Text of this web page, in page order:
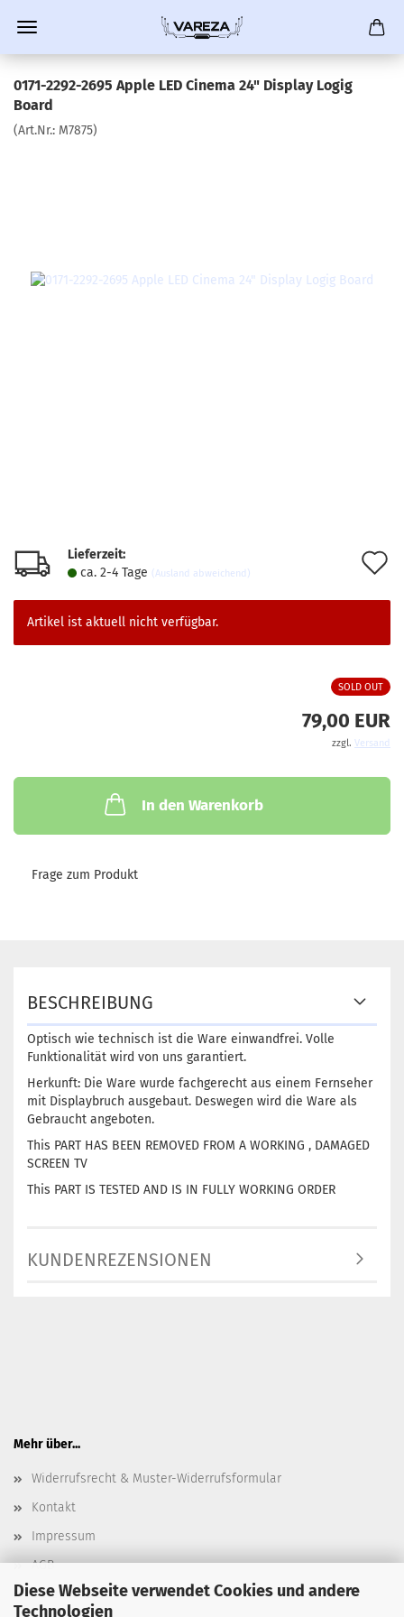
Diese Webseite verwendet Cookies und andere
Technologien
0171-2292-2695 Apple LED Cinema 24" Display Logig
Board
(Art.Nr.: M7875)
Lieferzeit:
ca. 2-4 Tage (Ausland abweichend)
Artikel ist aktuell nicht verfügbar.
SOLD OUT
79,00 EUR
zzgl. Versand
In den Warenkorb
Frage zum Produkt
BESCHREIBUNG
Optisch wie technisch ist die Ware einwandfrei. Volle
Funktionalität wird von uns garantiert.
Herkunft: Die Ware wurde fachgerecht aus einem Fernseher
mit Displaybruch ausgebaut. Deswegen wird die Ware als
Gebraucht angeboten.
This PART HAS BEEN REMOVED FROM A WORKING , DAMAGED
SCREEN TV
This PART IS TESTED AND IS IN FULLY WORKING ORDER
KUNDENREZENSIONEN
Mehr über...
Widerrufsrecht & Muster-Widerrufsformular
Kontakt
Impressum
AGB
Datenschutz